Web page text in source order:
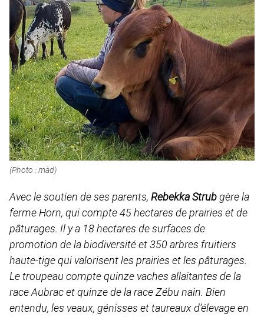
(Photo : màd)
Avec le soutien de ses parents, Rebekka Strubgère la
ferme Horn, qui compte 45 hectares de prairies et de
pâturages. Il y a 18 hectares de surfaces de
promotion de la biodiversité et 350 arbres fruitiers
haute-tige qui valorisent les prairies et les pâturages.
Le troupeau compte quinze vaches allaitantes de la
race Aubrac et quinze de la race Zébu nain. Bien
entendu, les veaux, génisses et taureaux d’élevage en